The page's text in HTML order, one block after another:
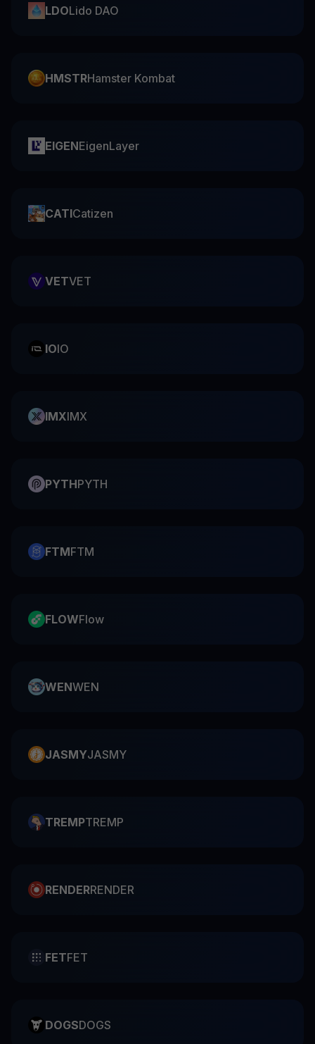
LDOLido DAO
HMSTRHamster Kombat
EIGENEigenLayer
CATICatizen
VETVET
IOIO
IMXIMX
PYTHPYTH
FTMFTM
FLOWFlow
WENWEN
JASMYJASMY
TREMPTREMP
RENDERRENDER
FETFET
DOGSDOGS